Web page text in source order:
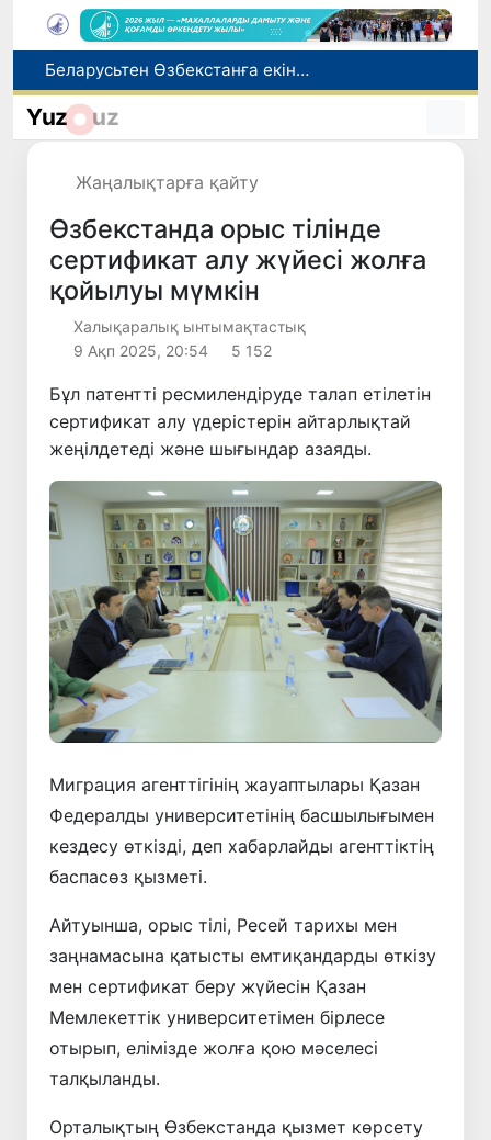
Адам саудасынан зардап шеккен азаматтар әлеуметтік қызметтермен қамтылады
Yuz uz
Жаңалықтарға қайту
Өзбекстанда орыс тілінде
сертификат алу жүйесі жолға
қойылуы мүмкін
Халықаралық ынтымақтастық
9 Ақп 2025, 20:54
5 152
Бұл патентті ресмилендіруде талап етілетін
сертификат алу үдерістерін айтарлықтай
жеңілдетеді және шығындар азаяды.
Миграция агенттігінің жауаптылары Қазан
Федералды университетінің басшылығымен
кездесу өткізді, деп хабарлайды агенттіктің
баспасөз қызметі.
Айтуынша, орыс тілі, Ресей тарихы мен
заңнамасына қатысты емтиқандарды өткізу
мен сертификат беру жүйесін Қазан
Мемлекеттік университетімен бірлесе
отырып, елімізде жолға қою мәселесі
талқыланды.
Орталықтың Өзбекстанда қызмет көрсету